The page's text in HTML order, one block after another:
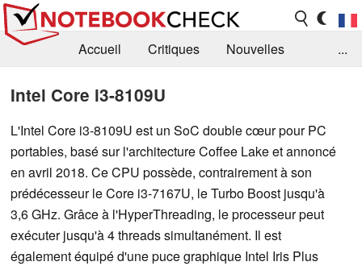
Accueil Critiques
Nouvelles
...
Intel Core i3-8109U
L'Intel Core i3-8109U est un SoC double cœur pour PC
portables, basé sur l'architecture Coffee Lake et annoncé
en avril 2018. Ce CPU possède, contrairement à son
prédécesseur le Core i3-7167U, le Turbo Boost jusqu'à
3,6 GHz. Grâce à l'HyperThreading, le processeur peut
exécuter jusqu'à 4 threads simultanément. Il est
également équipé d'une puce graphique Intel Iris Plus